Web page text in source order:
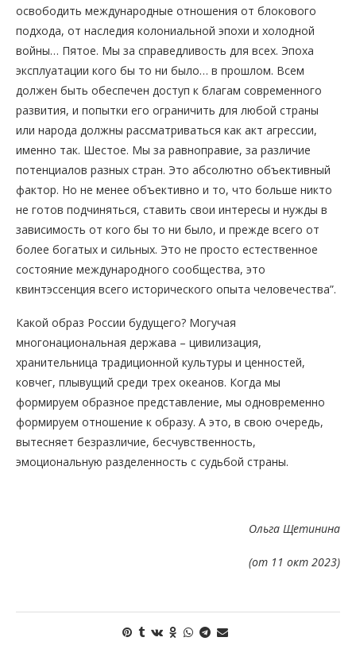
освободить международные отношения от блокового
подхода, от наследия колониальной эпохи и холодной
войны… Пятое. Мы за справедливость для всех. Эпоха
эксплуатации кого бы то ни было… в прошлом. Всем
должен быть обеспечен доступ к благам современного
развития, и попытки его ограничить для любой страны
или народа должны рассматриваться как акт агрессии,
именно так. Шестое. Мы за равноправие, за различие
потенциалов разных стран. Это абсолютно объективный
фактор. Но не менее объективно и то, что больше никто
не готов подчиняться, ставить свои интересы и нужды в
зависимость от кого бы то ни было, и прежде всего от
более богатых и сильных. Это не просто естественное
состояние международного сообщества, это
квинтэссенция всего исторического опыта человечества”.
Какой образ России будущего? Могучая
многонациональная держава – цивилизация,
хранительница традиционной культуры и ценностей,
ковчег, плывущий среди трех океанов. Когда мы
формируем образное представление, мы одновременно
формируем отношение к образу. А это, в свою очередь,
вытесняет безразличие, бесчувственность,
эмоциональную разделенность с судьбой страны.
Ольга Щетинина
(от 11 окт 2023)